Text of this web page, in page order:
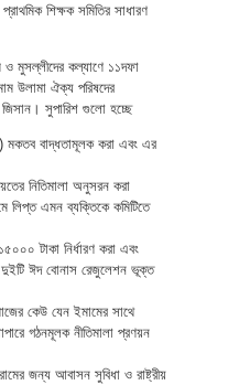
শিক্ষক সমিতির সাধারণ
ও মুসল্লীদের কল্যাণে ১১দফা
উলামা ঐক্য পরিষদের
সুপারিশ গুলো হচ্ছে
মকতব বাদ্ধতামূলক করা এবং এর
নিতিমালা অনুসরন করা
লিপ্ত এমন ব্যক্তিকে কমিটিতে
টাকা নির্ধারণ করা এবং
ও দুইটি ঈদ বোনাস রেজুলেশন ভূক্ত
কেউ যেন ইমামের সাথে
গঠনমূলক নীতিমালা প্রণয়ন
জন্য আবাসন সুবিধা ও রাষ্ট্রীয়